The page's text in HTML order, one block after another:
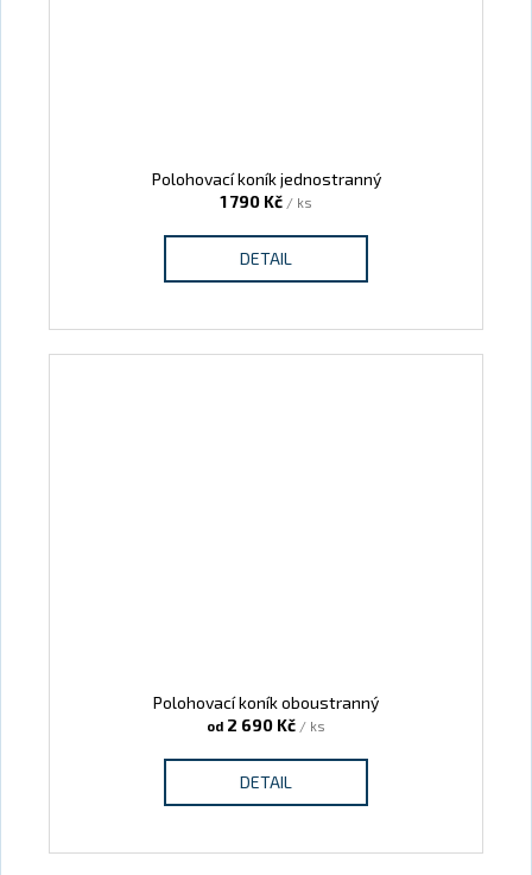
Polohovací koník jednostranný
1 790 Kč / ks
DETAIL
Polohovací koník oboustranný
od 2 690 Kč / ks
DETAIL